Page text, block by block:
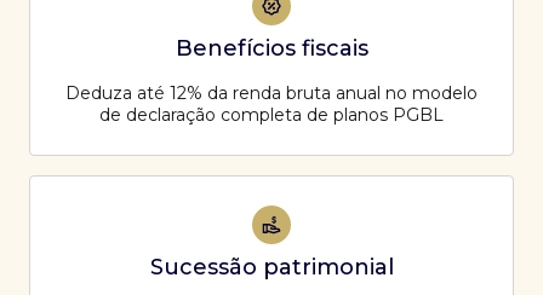
Benefícios fiscais
Deduza até 12% da renda bruta anual no modelo
de declaração completa de planos PGBL
Sucessão patrimonial